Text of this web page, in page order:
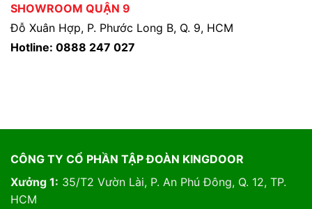
SHOWROOM QUẬN 9
Đỗ Xuân Hợp, P. Phước Long B, Q. 9, HCM
Hotline: 0888 247 027
CÔNG TY CỔ PHẦN TẬP ĐOÀN KINGDOOR
Xưởng 1: 35/T2 Vườn Lài, P. An Phú Đông, Q. 12, TP.
HCM